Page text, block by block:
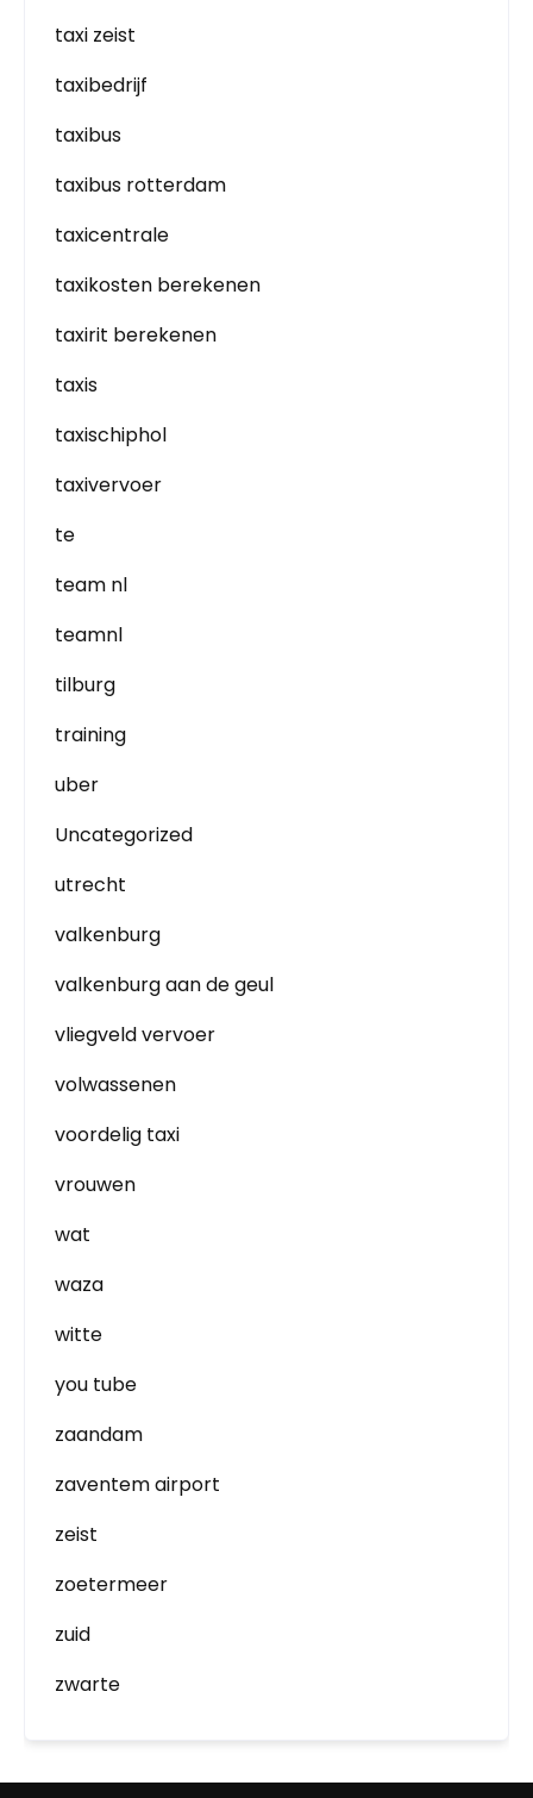
taxi zeist
taxibedrijf
taxibus
taxibus rotterdam
taxicentrale
taxikosten berekenen
taxirit berekenen
taxis
taxischiphol
taxivervoer
te
team nl
teamnl
tilburg
training
uber
Uncategorized
utrecht
valkenburg
valkenburg aan de geul
vliegveld vervoer
volwassenen
voordelig taxi
vrouwen
wat
waza
witte
you tube
zaandam
zaventem airport
zeist
zoetermeer
zuid
zwarte